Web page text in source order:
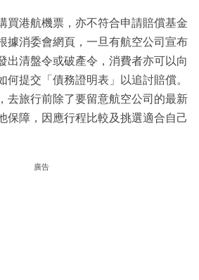
買港航機票，亦不符合申請賠償基金
據消委會網頁，一旦有航空公司宣布
出清盤令或破產令，消費者亦可以向
何提交「債務證明表」以追討賠償。
去旅行前除了要留意航空公司的最新
保障，因應行程比較及挑選適合自己
廣告